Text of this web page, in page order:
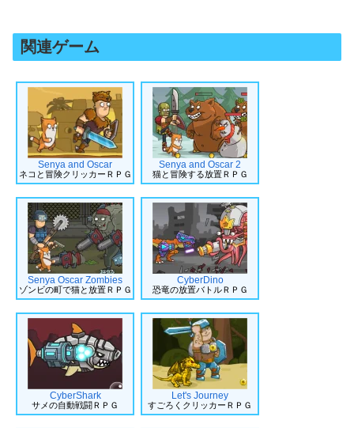
関連ゲーム
Senya and Oscar
ネコと冒険クリッカーＲＰＧ
Senya and Oscar 2
猫と冒険する放置ＲＰＧ
Senya Oscar Zombies
ゾンビの町で猫と放置ＲＰＧ
CyberDino
恐竜の放置バトルＲＰＧ
CyberShark
サメの自動戦闘ＲＰＧ
Let's Journey
すごろくクリッカーＲＰＧ